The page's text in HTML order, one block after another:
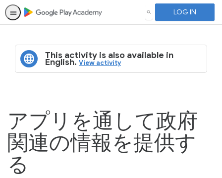
SEARCH LOG IN
This activity is also available in
English.View activity
アプリを通して政府
関連の情報を提供す
る